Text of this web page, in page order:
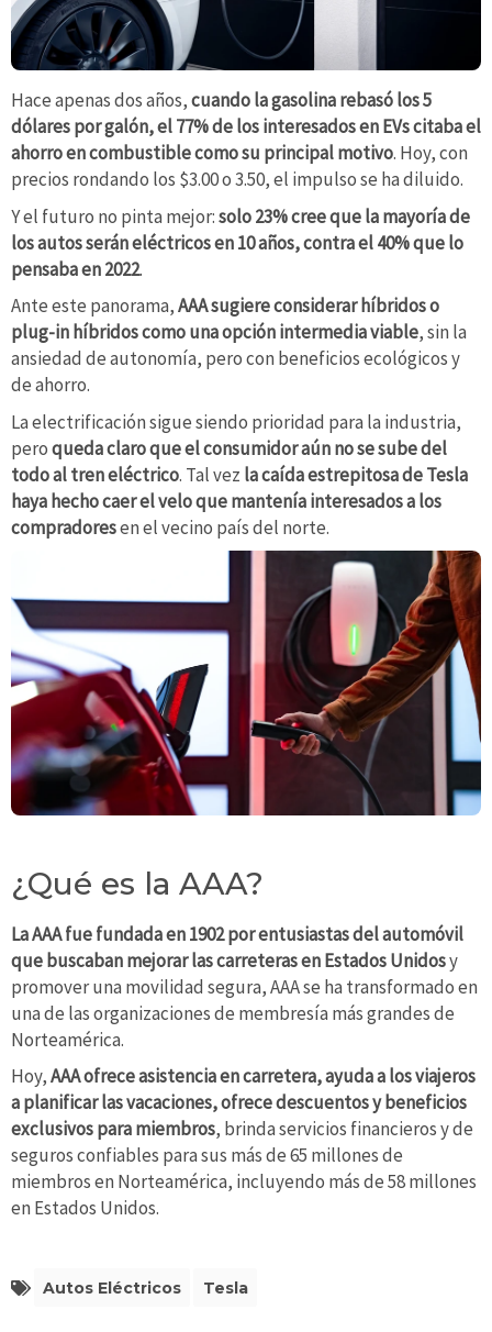
Hace apenas dos años,cuando la gasolina rebasó los 5
dólares por galón, el 77% de los interesados en EVs citaba el
ahorro en combustible como su principal motivo. Hoy, con
precios rondando los $3.00 o 3.50, el impulso se ha diluido.
Y el futuro no pinta mejor:solo 23% cree que la mayoría de
los autos serán eléctricos en 10 años, contra el 40% que lo
pensaba en 2022.
Ante este panorama,AAA sugiere considerar híbridos o
plug-in híbridos como una opción intermedia viable, sin la
ansiedad de autonomía, pero con beneficios ecológicos y
de ahorro.
La electrificación sigue siendo prioridad para la industria,
peroqueda claro que el consumidor aún no se sube del
todo al tren eléctrico. Tal vez la caída estrepitosa de Tesla
haya hecho caer el velo que mantenía interesados a los
compradoresen el vecino país del norte.
¿Qué es la AAA?
La AAA fue fundada en 1902 por entusiastas del automóvil
que buscaban mejorar las carreteras en Estados Unidosy
promover una movilidad segura, AAA se ha transformado en
una de las organizaciones de membresía más grandes de
Norteamérica.
Hoy,AAA ofrece asistencia en carretera, ayuda a los viajeros
a planificar las vacaciones, ofrece descuentos y beneficios
exclusivos para miembros, brinda servicios financieros y de
seguros confiables para sus más de 65 millones de
miembros en Norteamérica, incluyendo más de 58 millones
en Estados Unidos.
Autos Eléctricos Tesla